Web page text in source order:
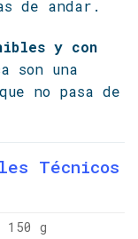
de andar.
y con
son una
que no pasa de
Técnicos
150 g